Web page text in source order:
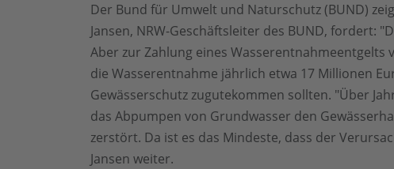
Der Bund für Umwelt und Naturschutz (BUND)
Jansen, NRW-Geschäftsleiter des BUND, fordert:
Aber zur Zahlung eines
die Wasserentnahme jährlich etwa 17 Millionen
Gewässerschutz zugutekommen sollten. "Über
das Abpumpen von Grundwasser den
zerstört. Da ist es das Mindeste, dass der
Jansen weiter.